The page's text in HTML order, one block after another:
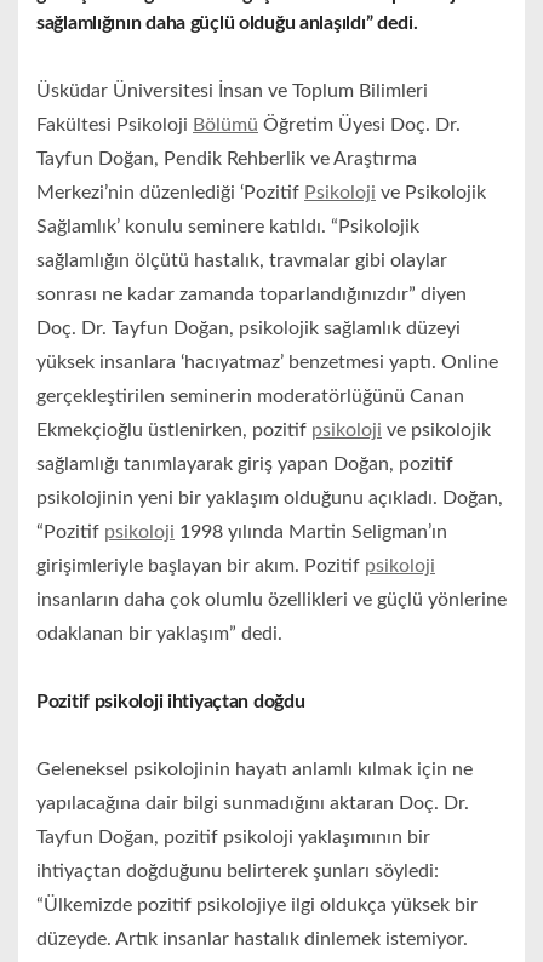
sağlamlığının daha güçlü olduğu anlaşıldı” dedi.
Üsküdar Üniversitesi İnsan ve Toplum Bilimleri
Fakültesi Psikoloji Bölümü Öğretim Üyesi Doç. Dr.
Tayfun Doğan, Pendik Rehberlik ve Araştırma
Merkezi’nin düzenlediği ‘Pozitif Psikoloji ve Psikolojik
Sağlamlık’ konulu seminere katıldı. “Psikolojik
sağlamlığın ölçütü hastalık, travmalar gibi olaylar
sonrası ne kadar zamanda toparlandığınızdır” diyen
Doç. Dr. Tayfun Doğan, psikolojik sağlamlık düzeyi
yüksek insanlara ‘hacıyatmaz’ benzetmesi yaptı. Online
gerçekleştirilen seminerin moderatörlüğünü Canan
Ekmekçioğlu üstlenirken, pozitif psikoloji ve psikolojik
sağlamlığı tanımlayarak giriş yapan Doğan, pozitif
psikolojinin yeni bir yaklaşım olduğunu açıkladı. Doğan,
“Pozitif psikoloji 1998 yılında Martin Seligman’ın
girişimleriyle başlayan bir akım. Pozitif psikoloji
insanların daha çok olumlu özellikleri ve güçlü yönlerine
odaklanan bir yaklaşım” dedi.
Pozitif psikoloji ihtiyaçtan doğdu
Geleneksel psikolojinin hayatı anlamlı kılmak için ne
yapılacağına dair bilgi sunmadığını aktaran Doç. Dr.
Tayfun Doğan, pozitif psikoloji yaklaşımının bir
ihtiyaçtan doğduğunu belirterek şunları söyledi:
“Ülkemizde pozitif psikolojiye ilgi oldukça yüksek bir
düzeyde. Artık insanlar hastalık dinlemek istemiyor.